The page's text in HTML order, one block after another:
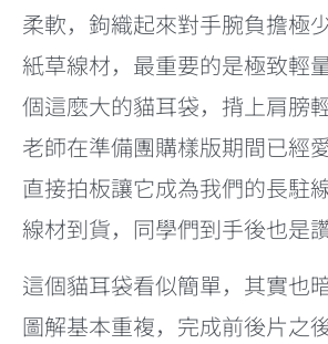
柔軟，鉤織起來對手腕負擔極
紙草線材，最重要的是極致輕
個這麼大的貓耳袋，揹上肩膀
老師在準備團購樣版期間已經
直接拍板讓它成為我們的長駐
線材到貨，同學們到手後也是
這個貓耳袋看似簡單，其實也
圖解基本重複，完成前後片之